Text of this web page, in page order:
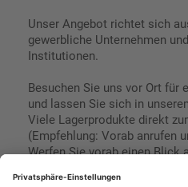
Unser Angebot richtet sich
gewerbliche Unternehmen
Institutionen.
Besuchen Sie uns vor Ort für
und lassen Sie sich in
Viele Lagerprodukte direkt
(Empfehlung: Vorab anrufen
Werfen Sie vorab einen Blick